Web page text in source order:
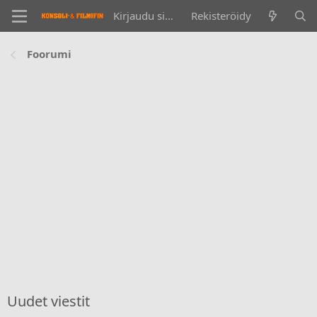
Kirjaudu sisään Rekisteröidy
Foorumi
Uudet viestit